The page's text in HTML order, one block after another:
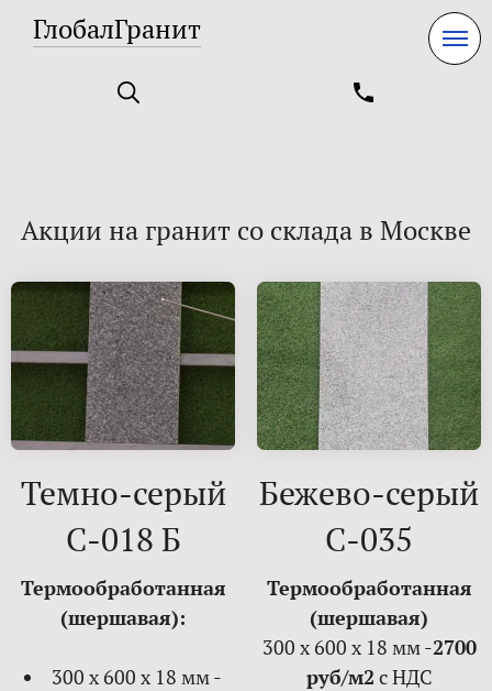
ГлобалГранит
Акции на гранит со склада в Москве
Темно-серый
С-018 Б
Термообработанная
(шершавая):
300 х 600 х 18 мм -
Бежево-серый
С-035
Термообработанная
(шершавая)
300 х 600 х 18 мм -2700
руб/м2 с НДС